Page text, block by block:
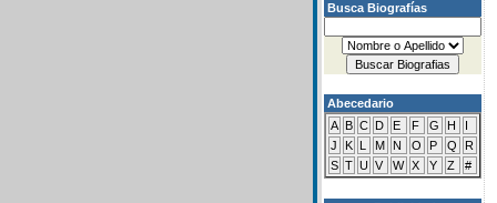
Busca Biografías
Abecedario
A B C D E F G H
I
J
K L M N O P Q
R
S T U V W X Y Z #